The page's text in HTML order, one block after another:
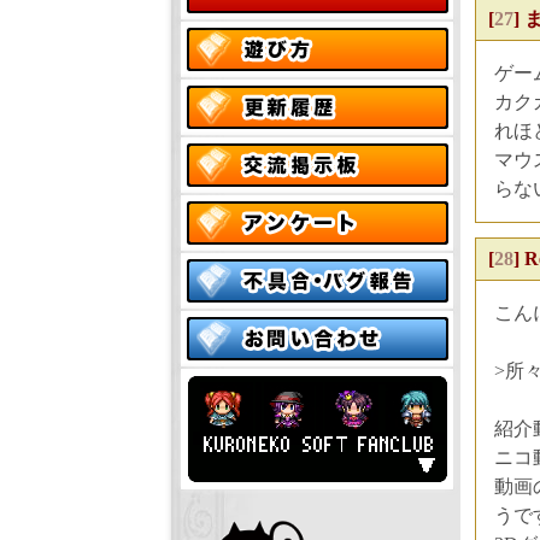
[27]
ゲー
カク
れほ
マウ
らな
[28]
こん
>所
紹介
ニコ
動画
うで